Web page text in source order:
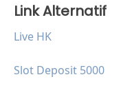
Link Alternatif
Live HK
Slot Deposit 5000